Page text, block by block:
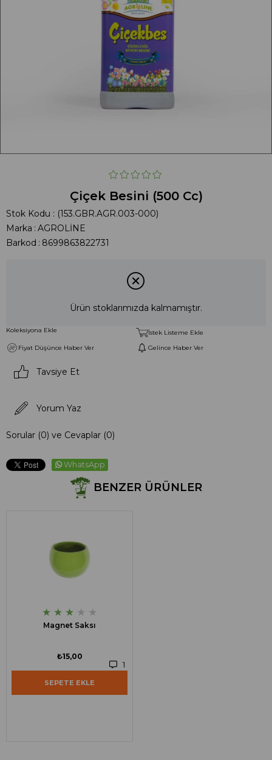
Çiçek Besini (500 Cc)
Stok Kodu
(153.GBR.AGR.003-000)
Marka : AGROLİNE
Barkod : 8699863822731
Ürün stoklarımızda kalmamıştır.
Koleksiyona Ekle
İstek Listeme Ekle
Fiyat Düşünce Haber Ver
Gelince Haber Ver
Tavsiye Et
Yorum Yaz
Sorular (0) ve Cevaplar (0)
WhatsApp
BENZER ÜRÜNLER
★ ★ ★ ★ ★
Magnet Saksı
1
₺15,00
SEPETE EKLE